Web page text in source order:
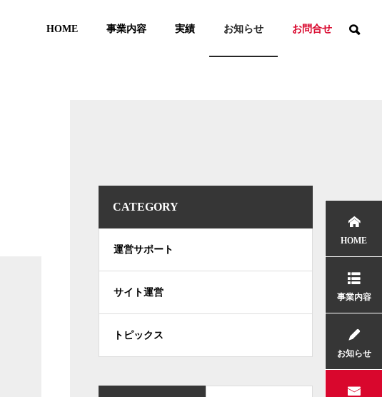
HOME 事業内容 実績 お知らせ お問合せ
CATEGORY
運営サポート
サイト運営
トピックス
HOME
事業内容
お知らせ